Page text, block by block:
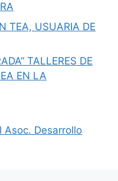
TEA, USUARIA DE
TALLERES DE
EN LA
Desarrollo